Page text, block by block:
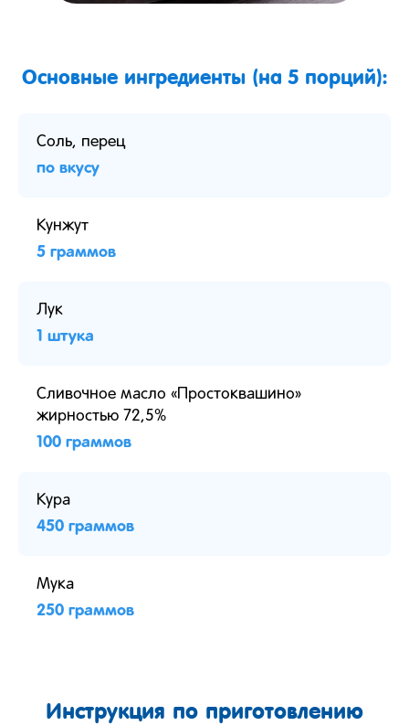
Основные ингредиенты (на 5 порций):
Соль, перец
по вкусу
Кунжут
5 граммов
Лук
1 штука
Сливочное масло «Простоквашино»
жирностью 72,5%
100 граммов
Кура
450 граммов
Мука
250 граммов
Инструкция по приготовлению